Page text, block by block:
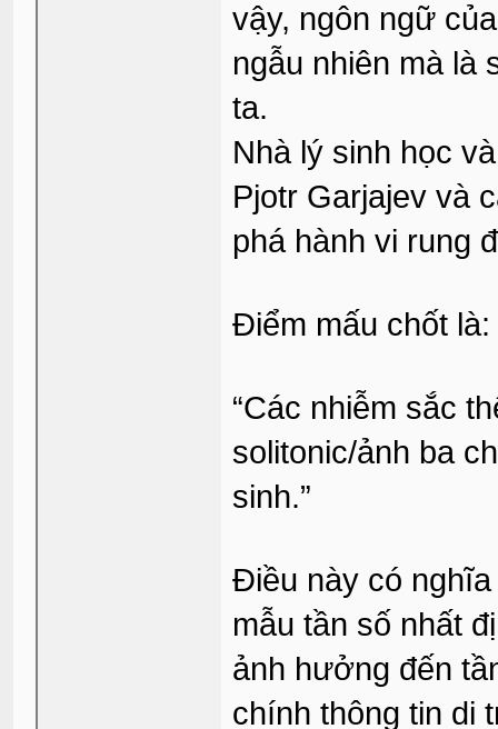
vậy, ngôn ngữ
ngẫu nhiên mà là
ta.
Nhà lý sinh học
Pjotr Garjajev và
phá hành vi rung
Điểm mấu chốt là:
“Các nhiễm sắc
solitonic/ảnh ba
sinh.”
Điều này có
mẫu tần số nhất
ảnh hưởng đến
chính thông tin di